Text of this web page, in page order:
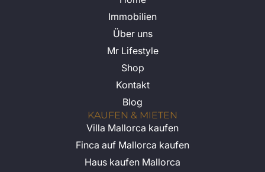
Immobilien
Über uns
Mr Lifestyle
Shop
Kontakt
Blog
KAUFEN & MIETEN
Villa Mallorca kaufen
Finca auf Mallorca kaufen
Haus kaufen Mallorca